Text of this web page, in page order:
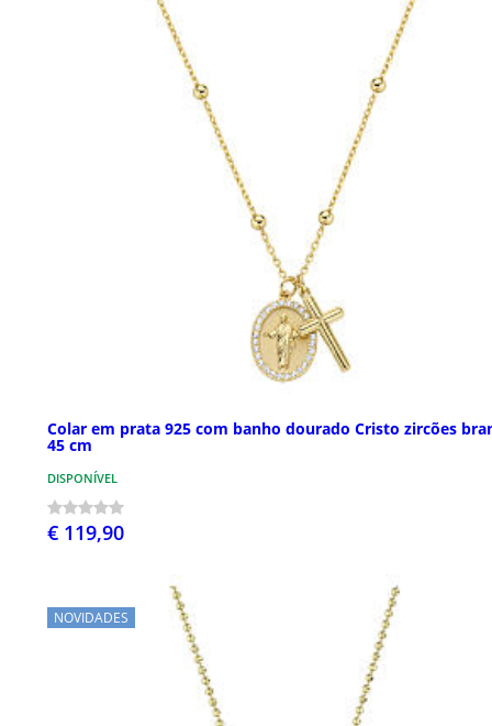
Colar em prata 925 com banho dourado Cristo zircões
45 cm
DISPONÍVEL
€ 119,90
NOVIDADES